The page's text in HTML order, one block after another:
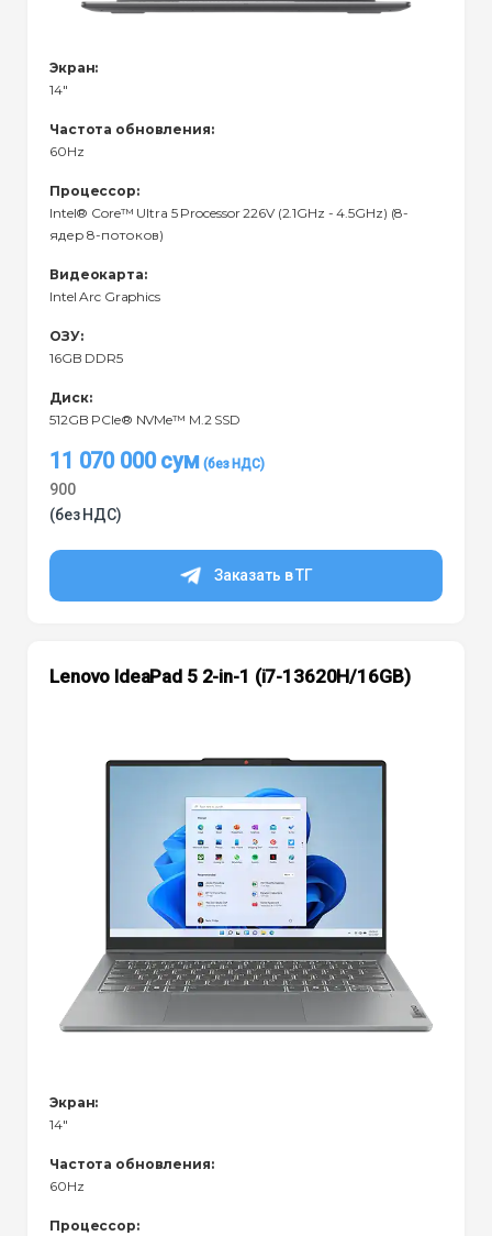
Экран:
14"
Частота обновления:
60Hz
Процессор:
Intel® Core™ Ultra 5 Processor 226V (2.1GHz - 4.5GHz) (8-
ядер 8-потоков)
Видеокарта:
Intel Arc Graphics
ОЗУ:
16GB DDR5
Диск:
512GB PCIe® NVMe™ M.2 SSD
11 070 000сум
900
(без НДС)
Заказать в ТГ
Lenovo IdeaPad 5 2-in-1 (i7-13620H/16GB)
Экран:
14"
Частота обновления:
60Hz
Процессор: